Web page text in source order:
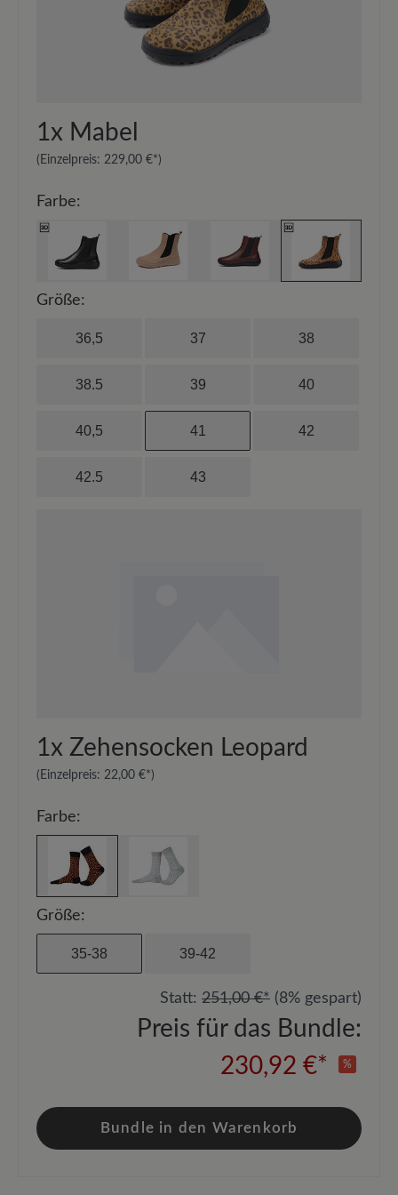
1x Mabel
(Einzelpreis: 229,00 €*)
Farbe:
Größe:
36,5 37 38
38.5 39 40
40,5 41 42
42.5 43
1x Zehensocken Leopard
(Einzelpreis: 22,00 €*)
Farbe:
Größe:
35-38 39-42
Statt: 251,00 €* (8% gespart)
Preis für das Bundle:
230,92 €*
%
Bundle in den Warenkorb